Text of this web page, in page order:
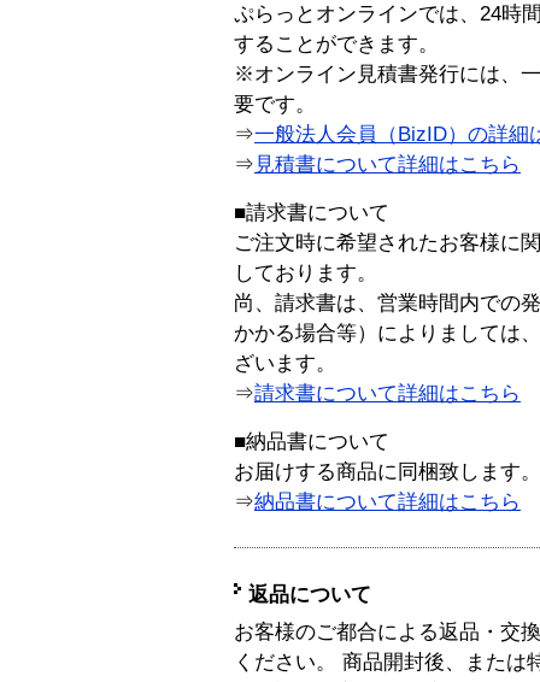
ぷらっとオンラインでは、24時
することができます。
※オンライン見積書発行には、
要です。
⇒一般法人会員（BizID）の詳細
⇒ 見積書について詳細はこちら
■請求書について
ご注文時に希望されたお客様に
しております。
尚、請求書は、営業時間内での
かかる場合等）によりましては
ざいます。
⇒請求書について詳細はこちら
■納品書について
お届けする商品に同梱致します。
⇒納品書について詳細はこちら
返品について
お客様のご都合による返品・交
ください。 商品開封後、または